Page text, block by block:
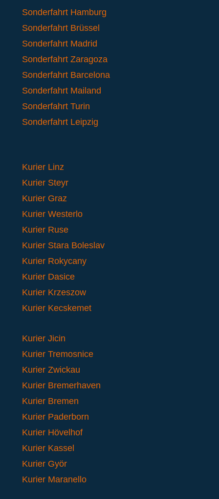
Sonderfahrt Hamburg
Sonderfahrt Brüssel
Sonderfahrt Madrid
Sonderfahrt Zaragoza
Sonderfahrt Barcelona
Sonderfahrt Mailand
Sonderfahrt Turin
Sonderfahrt Leipzig
Kurier Linz
Kurier Steyr
Kurier Graz
Kurier Westerlo
Kurier Ruse
Kurier Stara Boleslav
Kurier Rokycany
Kurier Dasice
Kurier Krzeszow
Kurier Kecskemet
Kurier Jicin
Kurier Tremosnice
Kurier Zwickau
Kurier Bremerhaven
Kurier Bremen
Kurier Paderborn
Kurier Hövelhof
Kurier Kassel
Kurier Györ
Kurier Maranello